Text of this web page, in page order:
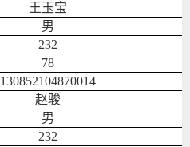
王玉宝
男
232
78
130852104870014
赵骏
男
232